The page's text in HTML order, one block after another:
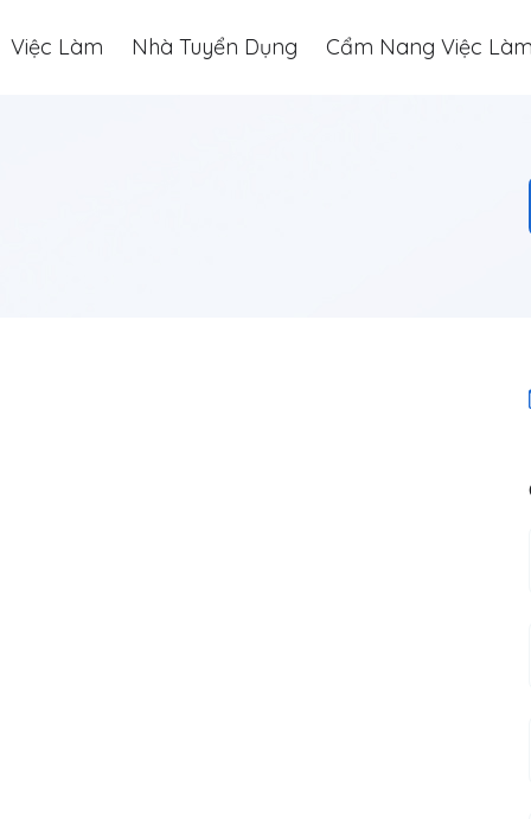
Việc Làm Nhà Tuyển Dụng Cẩm Nang Việc